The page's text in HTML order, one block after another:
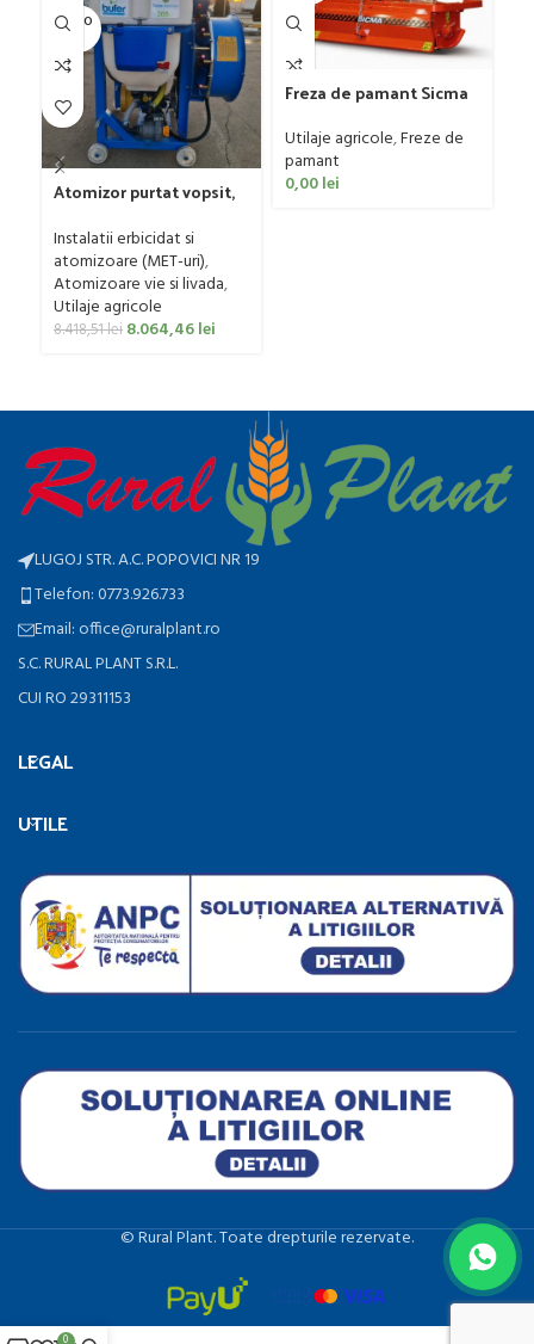
SOLD O
UT
Atomizor purtat vopsit,
Bufer, model Ronda
Clasic, 200 litri
Instalatii erbicidat si
atomizoare (MET-uri),
Atomizoare vie si livada,
Utilaje agricole
8.418,51lei 8.064,46lei
Freza de pamant Sicma
50 CP
Utilaje agricole,Freze de
pamant
0,00lei
LUGOJ STR. A.C. POPOVICI NR 19
Telefon: 0773.926.733
Email: office@ruralplant.ro
S.C. RURAL PLANT S.R.L.
CUI RO 29311153
LEGAL
UTILE
©️ Rural Plant. Toate drepturile rezervate.
0